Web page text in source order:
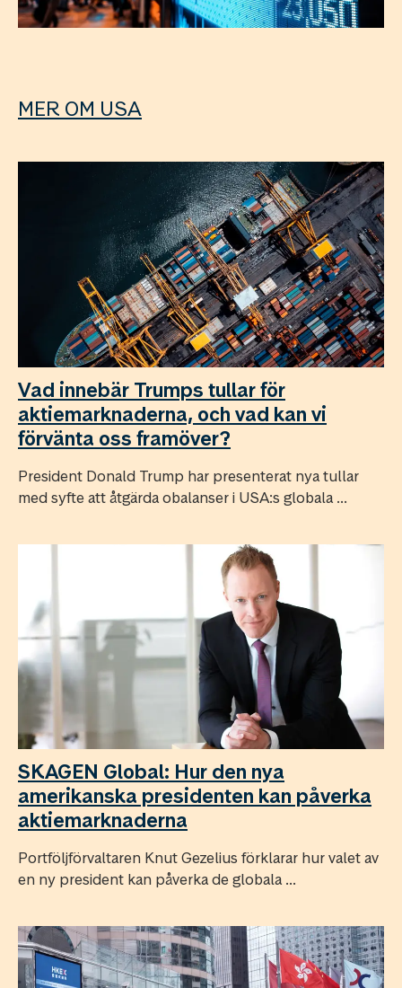
MER OM USA
Vad innebär Trumps tullar för
aktiemarknaderna, och vad kan vi
förvänta oss framöver?
President Donald Trump har presenterat nya tullar
med syfte att åtgärda obalanser i USA:s globala ...
SKAGEN Global: Hur den nya
amerikanska presidenten kan påverka
aktiemarknaderna
Portföljförvaltaren Knut Gezelius förklarar hur valet av
en ny president kan påverka de globala ...